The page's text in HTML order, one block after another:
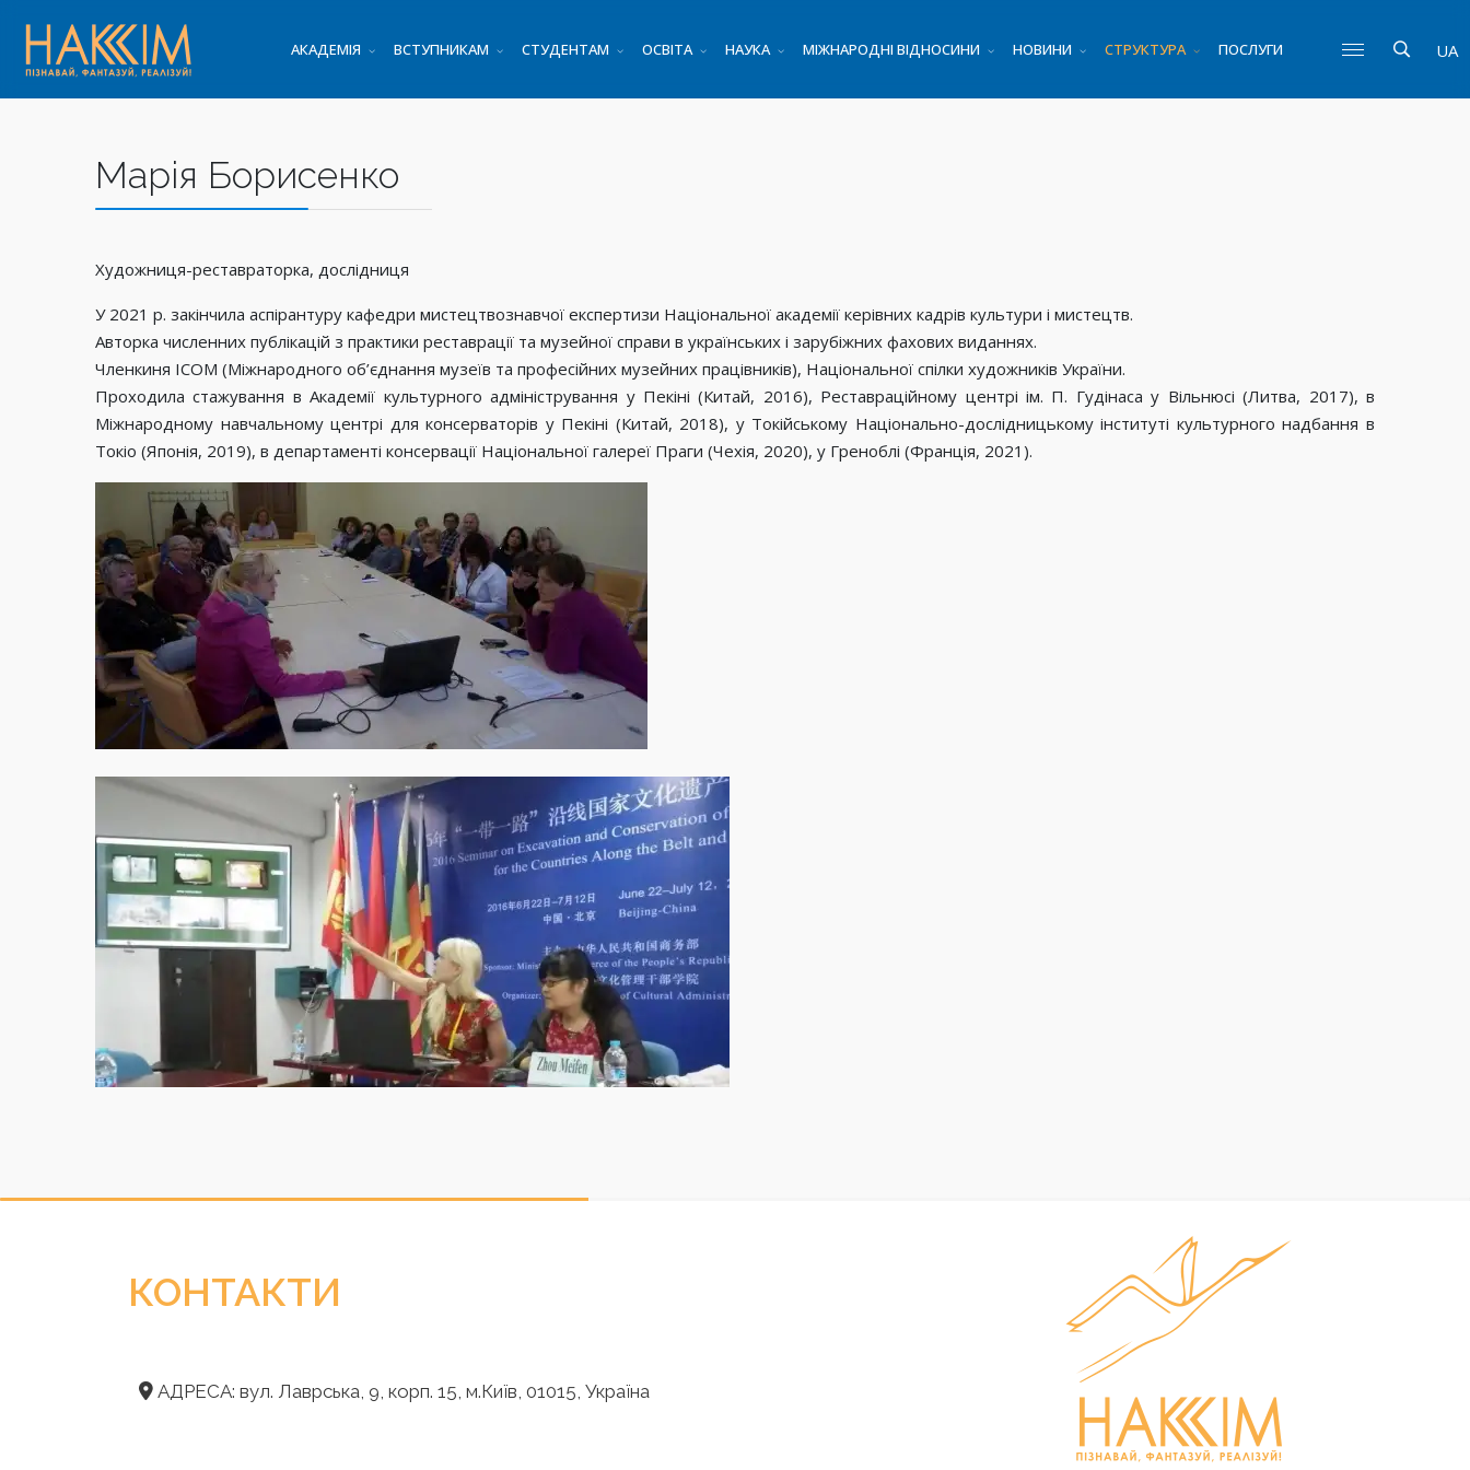
АКАДЕМІЯ ВСТУПНИКАМ СТУДЕНТАМ ОСВІТА НАУКА МІЖНАРОДНІ ВІДНОСИНИ НОВИНИ СТРУКТУРА ПОСЛУГИ UA
Марія Борисенко
Художниця-реставраторка, дослідниця
У 2021 р. закінчила аспірантуру кафедри мистецтвознавчої експертизи Національної академії керівних кадрів культури і мистецтв.
Авторка численних публікацій з практики реставрації та музейної справи в українських і зарубіжних фахових виданнях.
Членкиня ІСОМ (Міжнародного об’єднання музеїв та професійних музейних працівників), Національної спілки художників України.
Проходила стажування в Академії культурного адміністрування у Пекіні (Китай, 2016), Реставраційному центрі ім. П. Гудінаса у Вільнюсі (Литва, 2017), в
Міжнародному навчальному центрі для консерваторів у Пекіні (Китай, 2018), у Токійському Національно-дослідницькому інституті культурного надбання в
Токіо (Японія, 2019), в департаменті консервації Національної галереї Праги (Чехія, 2020), у Греноблі (Франція, 2021).
КОНТАКТИ
АДРЕСА: вул. Лаврська, 9, корп. 15, м.Київ, 01015, Україна